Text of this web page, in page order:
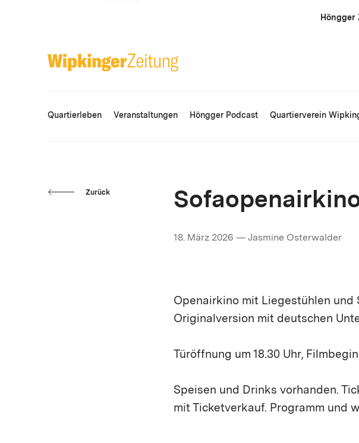
Höngger
Quartierleben Veranstaltungen Höngger Podcast Quartierverein
Zurück
18. März 2026 — Jasmine Osterwalder
Openairkino mit Liegestühlen und
Originalversion mit deutschen
Türöffnung um 18.30 Uhr,
Speisen und Drinks vorhanden.
mit Ticketverkauf. Programm und